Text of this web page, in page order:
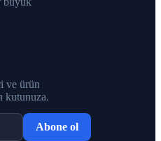
ve ürün
kutunuza.
Abone ol